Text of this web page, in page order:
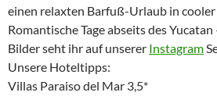
einen relaxten Barfuß-Urlaub in cooler
Romantische Tage abseits des Yucatan
Bilder seht ihr auf unserer Instagram
Unsere Hoteltipps:
Villas Paraiso del Mar 3,5*